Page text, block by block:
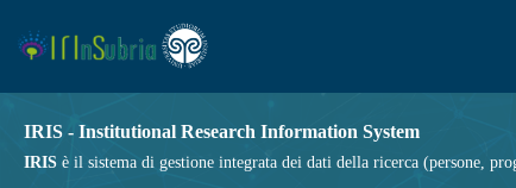
IRIS - Institutional Research Information System
IRIS è il sistema di gestione integrata dei dati della ricerca (persone,